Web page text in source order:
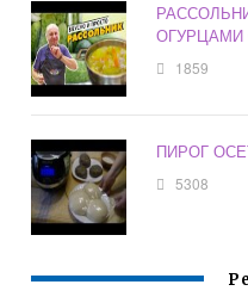
ОГУРЦАМИ
1859
ПИРОГ
5308